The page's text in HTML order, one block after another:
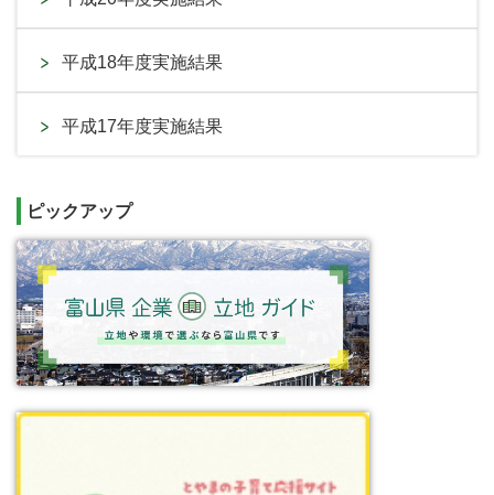
平成18年度実施結果
平成17年度実施結果
ピックアップ